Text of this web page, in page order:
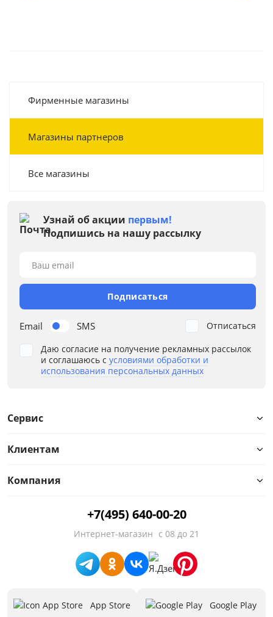
Фирменные магазины
Магазины партнеров
Все магазины
Узнай об акции первым!
Подпишись на нашу рассылку
Email SMS
Ваш email
Подписаться
Даю согласие на получение рекламных рассылок
и соглашаюсь с условиями обработки и
использования персональных данных
Отписаться
Сервис
Клиентам
Компания
+7(495) 640-00-20
Интернет-магазин с 08 до 21
App Store Google Play